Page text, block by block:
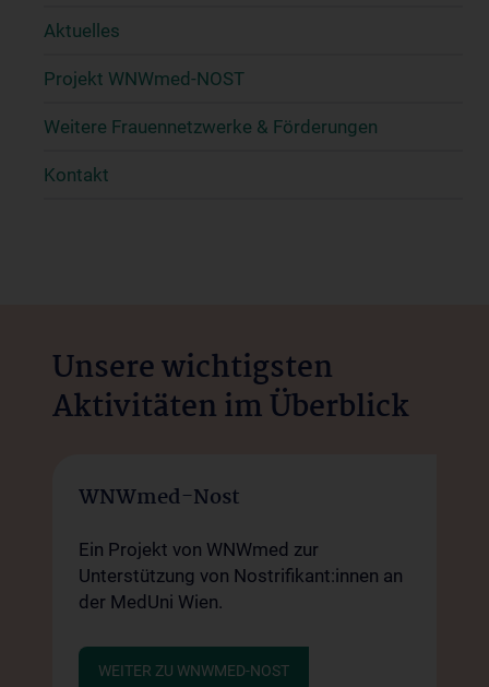
Aktuelles
Projekt WNWmed-NOST
Weitere Frauennetzwerke & Förderungen
Kontakt
Unsere wichtigsten
Aktivitäten im Überblick
WNWmed-Nost
Ein Projekt von WNWmed zur
Unterstützung von Nostrifikant:innen an
der MedUni Wien.
WEITER ZU WNWMED-NOST